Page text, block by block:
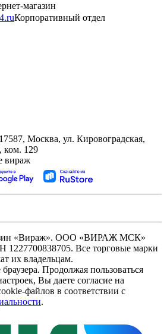
магазин
Корпоративный отдел
Москва, ул. Кировоградская,
ком. 129
вираж
«Вираж». ООО «ВИРАЖ МСК»
Все торговые марки
их владельцам.
Продолжая пользоваться
Вы даете согласие на
файлов в соответствии с
.